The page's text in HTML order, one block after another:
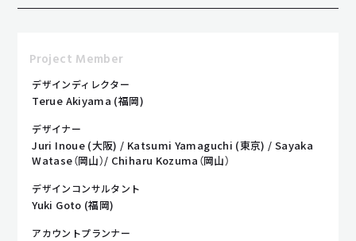
Project Member
デザインディレクター
Terue Akiyama (福岡)
デザイナー
Juri Inoue (大阪) / Katsumi Yamaguchi (東京) / Sayaka
Watase（岡山）/ Chiharu Kozuma（岡山）
デザインコンサルタント
Yuki Goto (福岡)
アカウントプランナー